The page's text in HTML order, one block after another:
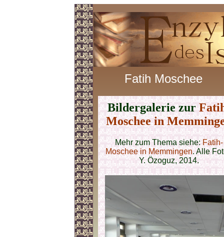
Fatih Moschee
Bildergalerie zur
Moschee in
Mehr zum Thema siehe: Fatih-
Moschee in Memmingen. Alle
Y. Özoguz, 2014.